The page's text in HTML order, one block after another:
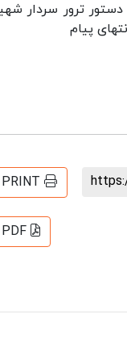
ترور سردار شهید
پیام
PRINT
PDF